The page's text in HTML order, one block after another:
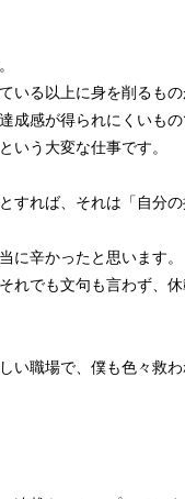
いる以上に身を削るも
成感が得られにくいもの
いう大変な仕事です。
すれば、それは「自分
に辛かったと思います。
れでも文句も言わず、
い職場で、僕も色々救わ